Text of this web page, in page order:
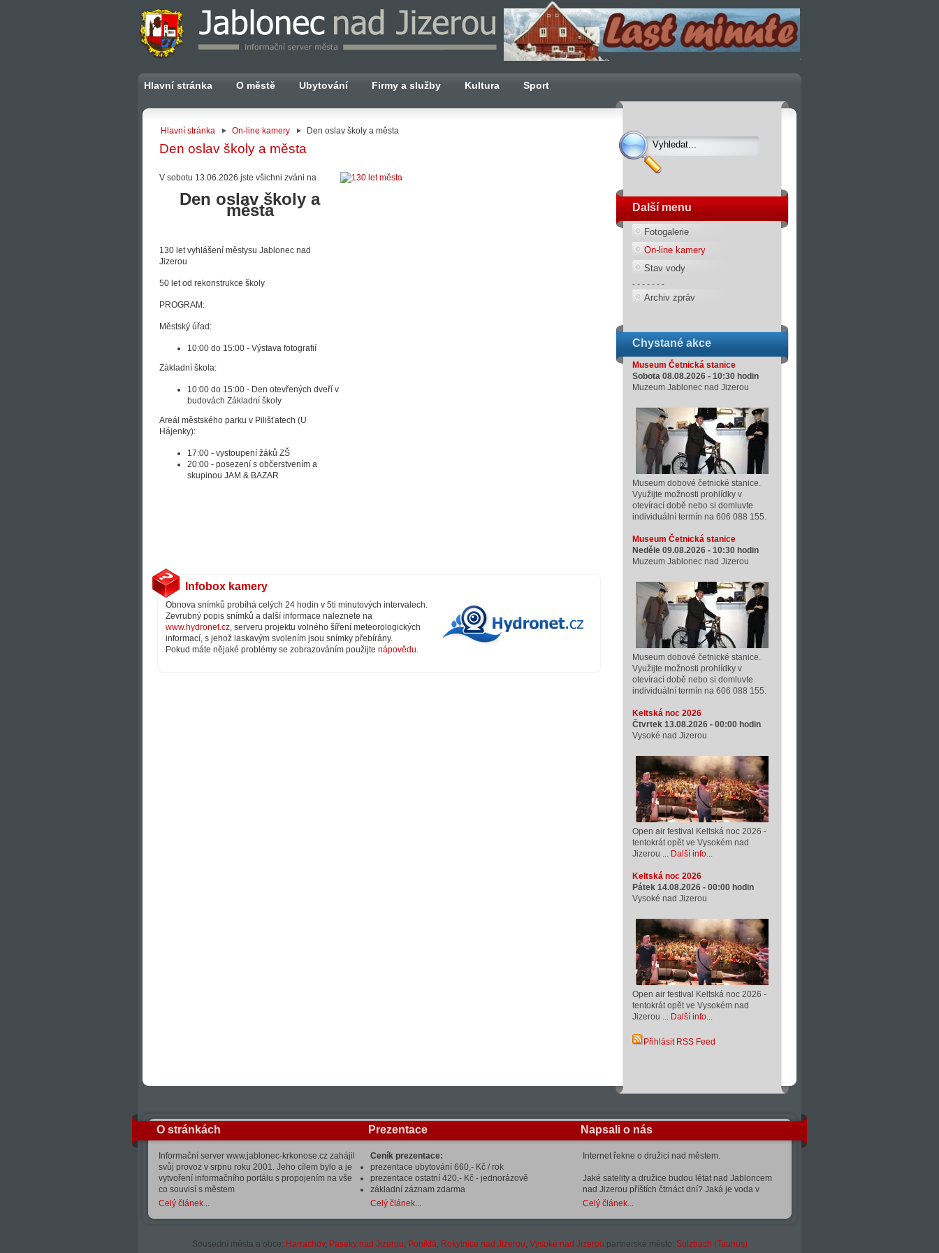
Hlavní stránka O městě Ubytování Firmy a služby Kultura Sport
Hlavní stránka On-line kamery Den oslav školy a města
Den oslav školy a města
V sobotu 13.06.2026 jste všichni zváni na
Den oslav školy a
města
130 let vyhlášení městysu Jablonec nad
Jizerou
50 let od rekonstrukce školy
PROGRAM:
Městský úřad:
10:00 do 15:00 - Výstava fotografií
Základní škola:
10:00 do 15:00 - Den otevřených dveří v
budovách Základní školy
Areál městského parku v Pilišťatech (U
Hájenky):
17:00 - vystoupení žáků ZŠ
20:00 - posezení s občerstvením a
skupinou JAM & BAZAR
Infobox kamery
Obnova snímků probíhá celých 24 hodin v 5ti minutových intervalech.
Zevrubný popis snímků a další informace naleznete na
www.hydronet.cz, serveru projektu volného šíření meteorologických
informací, s jehož laskavým svolením jsou snímky přebírány.
Pokud máte nějaké problémy se zobrazováním použijte nápovědu.
Další menu
Fotogalerie
On-line kamery
Stav vody
- - - - - - -
Archiv zpráv
Chystané akce
Museum Četnická stanice
Sobota 08.08.2026 - 10:30 hodin
Muzeum Jablonec nad Jizerou
Museum dobové četnické stanice.
Využijte možnosti prohlídky v
otevírací době nebo si domluvte
individuální termín na 606 088 155.
Museum Četnická stanice
Neděle 09.08.2026 - 10:30 hodin
Muzeum Jablonec nad Jizerou
Museum dobové četnické stanice.
Využijte možnosti prohlídky v
otevírací době nebo si domluvte
individuální termín na 606 088 155.
Keltská noc 2026
Čtvrtek 13.08.2026 - 00:00 hodin
Vysoké nad Jizerou
Open air festival Keltská noc 2026 -
tentokrát opět ve Vysokém nad
Jizerou ... Další info...
Keltská noc 2026
Pátek 14.08.2026 - 00:00 hodin
Vysoké nad Jizerou
Open air festival Keltská noc 2026 -
tentokrát opět ve Vysokém nad
Jizerou ... Další info...
Přihlásit RSS Feed
O stránkách
Informační server www.jablonec-krkonose.cz zahájil
svůj provoz v srpnu roku 2001. Jeho cílem bylo a je
vytvoření informačního portálu s propojením na vše
co souvisí s městem
Celý článek...
Prezentace
Ceník prezentace:
prezentace ubytování 660,- Kč / rok
prezentace ostatní 420,- Kč - jednorázově
základní záznam zdarma
Celý článek...
Napsali o nás
Internet řekne o družici nad městem.
Jaké satelity a družice budou létat nad Jabloncem
nad Jizerou příštích čtrnáct dní? Jaká je voda v
Celý článek...
Sousední města a obce: Harrachov, Paseky nad Jizerou, Poniklá, Rokytnice nad Jizerou, Vysoké nad Jizerou partnerské město: Sulzbach (Taunus)